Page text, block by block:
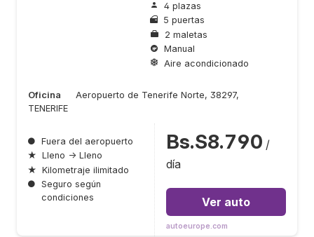
4 plazas
5 puertas
2 maletas
Manual
Aire acondicionado
Oficina
Aeropuerto de Tenerife Norte, 38297,
TENERIFE
● Fuera del aeropuerto
★ Lleno → Lleno
★ Kilometraje ilimitado
● Seguro según
condiciones
Bs.S8.790 /
día
Ver auto
autoeurope.com